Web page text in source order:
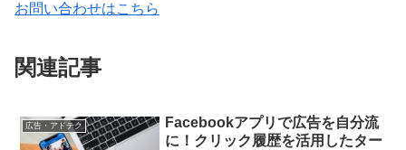
お問い合わせはこちら
関連記事
広告・アドテク
Facebookアプリで広告を自分流
に！クリック履歴を活用したター